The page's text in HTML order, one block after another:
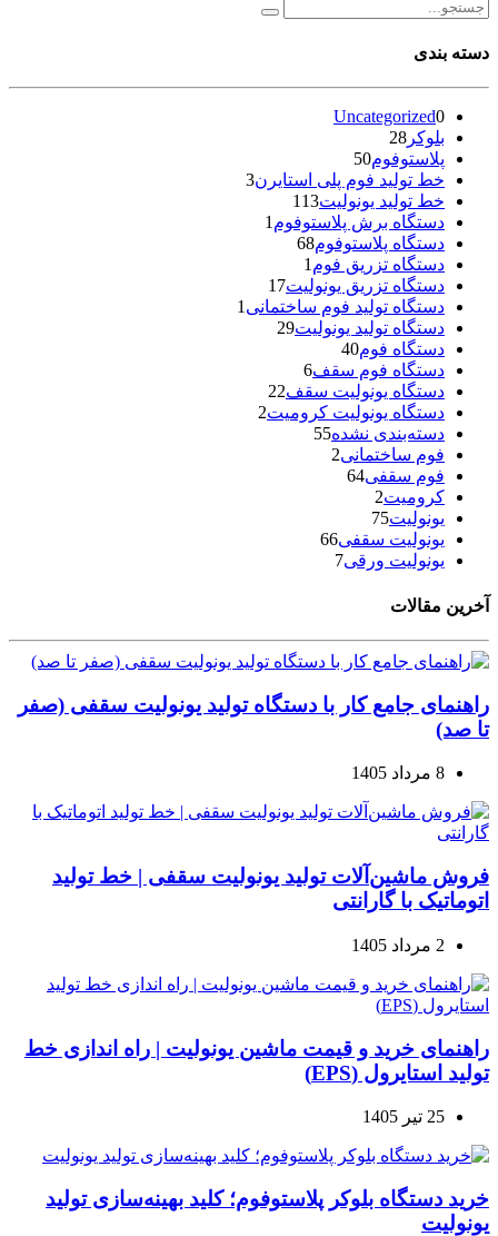
دسته بندی
Uncategorized0
بلوکر 28
پلاستوفوم50
خط تولید فوم پلی استایرن3
خط تولید یونولیت113
دستگاه برش پلاستوفوم 1
دستگاه پلاستوفوم68
دستگاه تزریق فوم 1
دستگاه تزریق یونولیت17
دستگاه تولید فوم ساختمانی 1
دستگاه تولید یونولیت29
دستگاه فوم40
دستگاه فوم سقف6
دستگاه یونولیت سقف22
دستگاه یونولیت کرومیت2
دسته‌بندی نشده55
فوم ساختمانی2
فوم سقفی64
کرومیت2
یونولیت75
یونولیت سقفی66
یونولیت ورقی7
آخرین مقالات
راهنمای جامع کار با دستگاه تولید یونولیت سقفی (صفر
تا صد)
8 مرداد 1405
فروش ماشین‌آلات تولید یونولیت سقفی | خط تولید
اتوماتیک با گارانتی
2 مرداد 1405
راهنمای خرید و قیمت ماشین یونولیت | راه اندازی خط
تولید استایرول (EPS)
25 تیر 1405
خرید دستگاه بلوکر پلاستوفوم؛ کلید بهینه‌سازی تولید
یونولیت